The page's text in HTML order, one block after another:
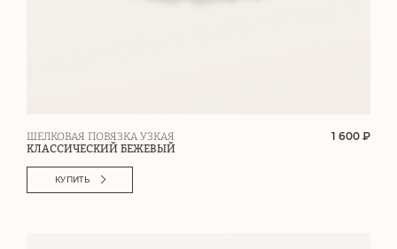
ШЕЛКОВАЯ ПОВЯЗКА УЗКАЯ
КЛАССИЧЕСКИЙ БЕЖЕВЫЙ
1 600 ₽
КУПИТЬ